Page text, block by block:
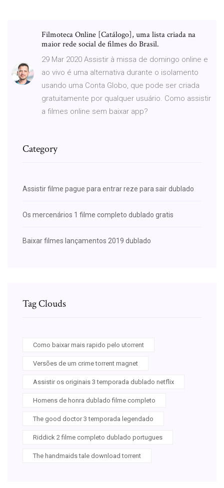
Filmoteca Online [Catálogo], uma lista criada na
maior rede social de filmes do Brasil.
29 Mar 2020 Assistir à missa de domingo online e
ao vivo é uma alternativa durante o isolamento
usando uma Conta Globo, que pode ser criada
gratuitamente por qualquer usuário. Como assistir
a filmes online sem baixar app?
Category
Assistir filme pague para entrar reze para sair dublado
Os mercenários 1 filme completo dublado gratis
Baixar filmes lançamentos 2019 dublado
Tag Clouds
Como baixar mais rapido pelo utorrent
Versões de um crime torrent magnet
Assistir os originais 3 temporada dublado netflix
Homens de honra dublado filme completo
The good doctor 3 temporada legendado
Riddick 2 filme completo dublado portugues
The handmaids tale download torrent